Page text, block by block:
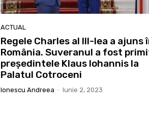
ACTUAL
Regele Charles al III-lea a ajuns
România. Suveranul a fost
preşedintele Klaus Iohannis la
Palatul Cotroceni
Ionescu Andreea - Iunie 2, 2023